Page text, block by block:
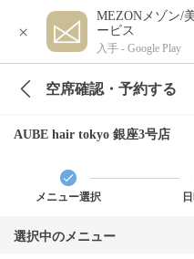
×
MEZONメゾン/
ービス
入手 - Google Play
空席確認・予約する
AUBE hair tokyo 銀座3号店
メニュー選択
選択中のメニュー